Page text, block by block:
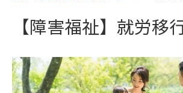
【障害福祉】就労移